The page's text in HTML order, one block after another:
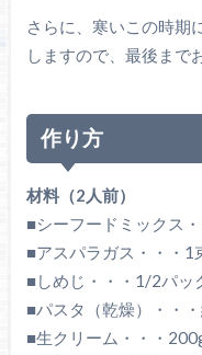
さらに、寒いこの時期
しますので、最後まで
作り方
材料（2人前）
■シーフードミックス
■アスパラガス・・・1
■しめじ・・・1/2パッ
■パスタ（乾燥）・・
■生クリーム・・・